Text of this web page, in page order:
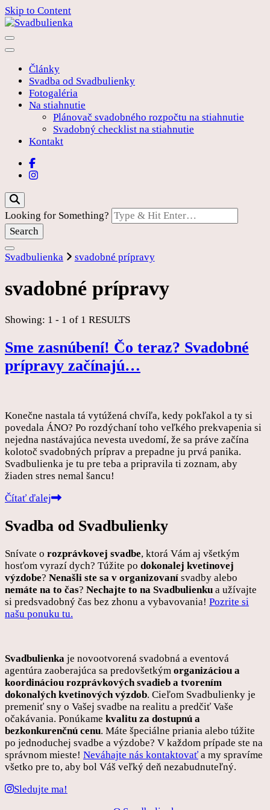
Skip to Content
Svadbulienka
Články
Svadba od Svadbulienky
Fotogaléria
Na stiahnutie
Plánovač svadobného rozpočtu na stiahnutie
Svadobný checklist na stiahnutie
Kontakt
Looking for Something?
Svadbulienka svadobné prípravy
svadobné prípravy
Showing: 1 - 1 of 1 RESULTS
Sme zasnúbení! Čo teraz? Svadobné
prípravy začínajú…
Konečne nastala tá vytúžená chvíľa, kedy pokľakol a ty si
povedala ÁNO? Po rozdýchaní toho veľkého prekvapenia si
nejedna nastávajúca nevesta uvedomí, že sa práve začína
kolotoč svadobných príprav a prepadne ju prvá panika.
Svadbulienka je tu pre teba a pripravila ti zoznam, aby
žiaden stres nemal šancu!
Čítať ďalej
Svadba od Svadbulienky
Snívate o rozprávkovej svadbe, ktorá Vám aj všetkým
hosťom vyrazí dych? Túžite po dokonalej kvetinovej
výzdobe? Nenašli ste sa v organizovaní svadby alebo
nemáte na to čas? Nechajte to na Svadbulienku a užívajte
si predsvadobný čas bez zhonu a vybavovania! Pozrite si
našu ponuku tu.
Svadbulienka je novootvorená svadobná a eventová
agentúra zaoberajúca sa predovšetkým organizáciou a
koordináciou rozprávkových svadieb a tvorením
dokonalých kvetinových výzdob. Cieľom Svadbulienky je
premeniť sny o Vašej svadbe na realitu a predčiť Vaše
očakávania. Ponúkame kvalitu za dostupnú a
bezkonkurenčnú cenu. Máte špeciálne priania alebo túžite
po jednoduchej svadbe a výzdobe? V každom prípade ste na
správnom mieste! Neváhajte nás kontaktovať a my spravíme
všetko pre to, aby bol Váš veľký deň nezabudnuteľný.
Sledujte ma!